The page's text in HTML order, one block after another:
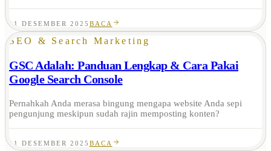
21 DESEMBER 2025 BACA
SEO & Search Marketing
GSC Adalah: Panduan Lengkap & Cara Pakai
Google Search Console
Pernahkah Anda merasa bingung mengapa website Anda sepi
pengunjung meskipun sudah rajin memposting konten?
21 DESEMBER 2025 BACA